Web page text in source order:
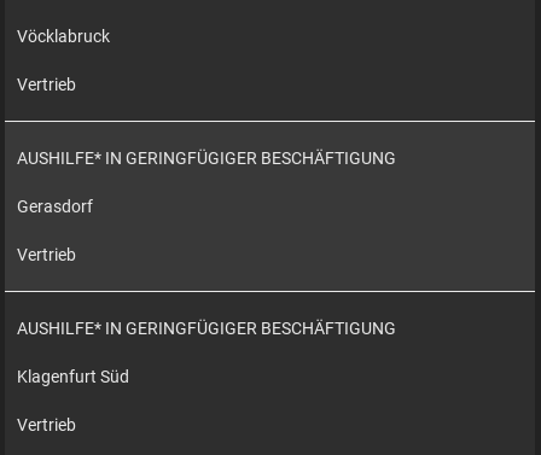
Vöcklabruck
Vertrieb
AUSHILFE* IN GERINGFÜGIGER BESCHÄFTIGUNG
Gerasdorf
Vertrieb
AUSHILFE* IN GERINGFÜGIGER BESCHÄFTIGUNG
Klagenfurt Süd
Vertrieb